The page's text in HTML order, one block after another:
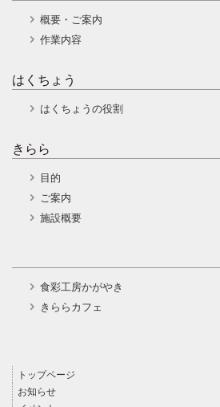
概要・ご案内
作業内容
はくちょう
はくちょうの役割
きらら
目的
ご案内
施設概要
食彩工房かがやき
きららカフェ
トップページ
お知らせ